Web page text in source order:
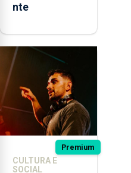
nte
Premium
CULTURA E
SOCIAL